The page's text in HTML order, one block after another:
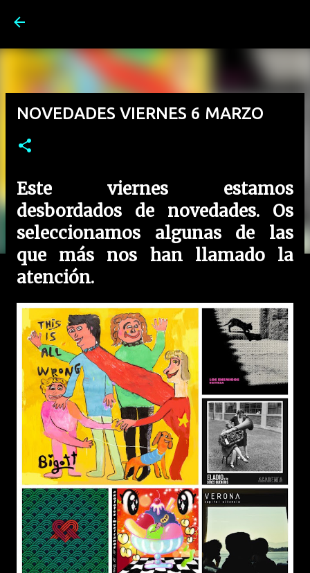
NOVEDADES VIERNES 6 MARZO
Este viernes estamos
desbordados de novedades. Os
seleccionamos algunas de las
que más nos han llamado la
atención.